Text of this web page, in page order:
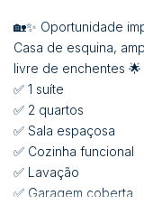
🏡✨ Oportunidade
Casa de esquina,
livre de enchentes 🌟
✅ 1 suíte
✅ 2 quartos
✅ Sala espaçosa
✅ Cozinha funcional
✅ Lavação
✅ Garagem coberta